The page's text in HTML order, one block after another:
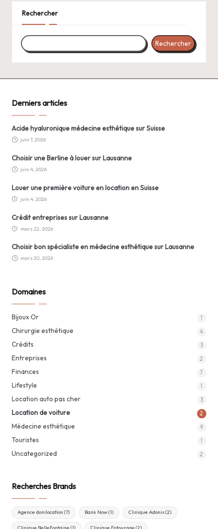
Rechercher
Rechercher
Derniers articles
Acide hyaluronique médecine esthétique sur Suisse
juin 7, 2026
Choisir une Berline à louer sur Lausanne
juin 4, 2026
Louer une première voiture en location en Suisse
juin 4, 2026
Crédit entreprises sur Lausanne
mars 22, 2026
Choisir bon spécialiste en médecine esthétique sur Lausanne
mars 20, 2026
Domaines
Bijoux Or 1
Chirurgie esthétique 4
Crédits 3
Entreprises 2
Finances 7
Lifestyle 1
Location auto pas cher 3
Location de voiture 2
Médecine esthétique 9
Touristes 1
Uncategorized 2
Recherches Brands
Agence donilocation (7) Bank Now(1) Clinique Adonis(2)
Clinique BelleFontaine (1) Clinique Entourage (2)